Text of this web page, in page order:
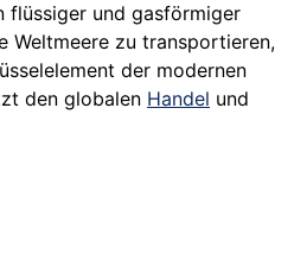
flüssiger und gasförmiger
Weltmeere zu transportieren,
der modernen
den globalen Handel und